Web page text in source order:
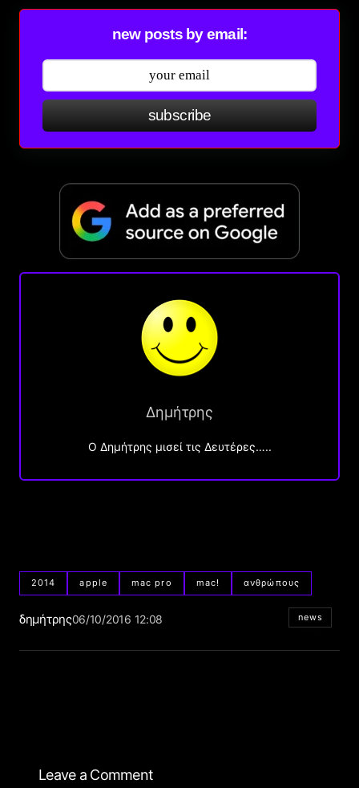
new posts by email:
subscribe
Δημήτρης
O Δημήτρης μισεί τις Δευτέρες…..
2014 apple mac pro mac! ανθρώπους
δημήτρης06/10/2016 12:08 news
Leave a Comment